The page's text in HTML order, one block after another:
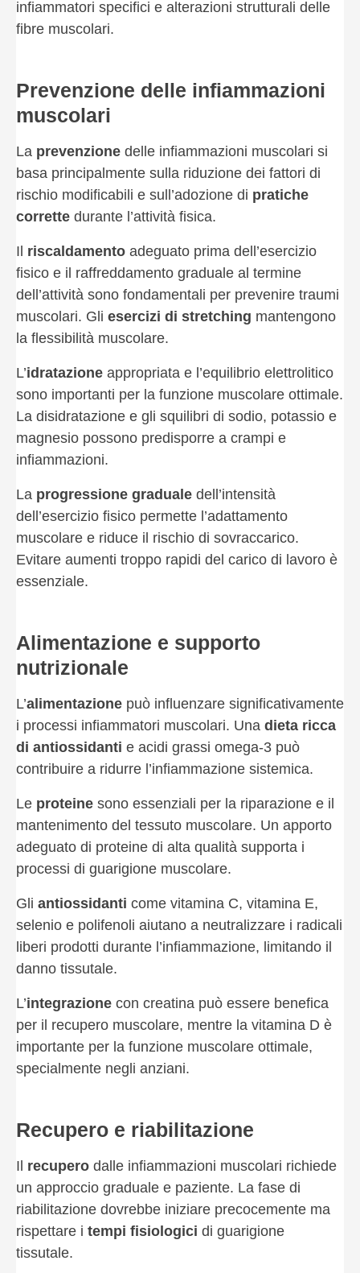
infiammatori specifici e alterazioni strutturali delle
fibre muscolari.
Prevenzione delle infiammazioni
muscolari
La prevenzione delle infiammazioni muscolari si
basa principalmente sulla riduzione dei fattori di
rischio modificabili e sull’adozione di pratiche
corrette durante l’attività fisica.
Il riscaldamento adeguato prima dell’esercizio
fisico e il raffreddamento graduale al termine
dell’attività sono fondamentali per prevenire traumi
muscolari. Gli esercizi di stretching mantengono
la flessibilità muscolare.
L’idratazione appropriata e l’equilibrio elettrolitico
sono importanti per la funzione muscolare ottimale.
La disidratazione e gli squilibri di sodio, potassio e
magnesio possono predisporre a crampi e
infiammazioni.
La progressione graduale dell’intensità
dell’esercizio fisico permette l’adattamento
muscolare e riduce il rischio di sovraccarico.
Evitare aumenti troppo rapidi del carico di lavoro è
essenziale.
Alimentazione e supporto
nutrizionale
L’alimentazione può influenzare significativamente
i processi infiammatori muscolari. Una dieta ricca
di antiossidanti e acidi grassi omega-3 può
contribuire a ridurre l’infiammazione sistemica.
Le proteine sono essenziali per la riparazione e il
mantenimento del tessuto muscolare. Un apporto
adeguato di proteine di alta qualità supporta i
processi di guarigione muscolare.
Gli antiossidanti come vitamina C, vitamina E,
selenio e polifenoli aiutano a neutralizzare i radicali
liberi prodotti durante l’infiammazione, limitando il
danno tissutale.
L’integrazione con creatina può essere benefica
per il recupero muscolare, mentre la vitamina D è
importante per la funzione muscolare ottimale,
specialmente negli anziani.
Recupero e riabilitazione
Il recupero dalle infiammazioni muscolari richiede
un approccio graduale e paziente. La fase di
riabilitazione dovrebbe iniziare precocemente ma
rispettare i tempi fisiologici di guarigione
tissutale.